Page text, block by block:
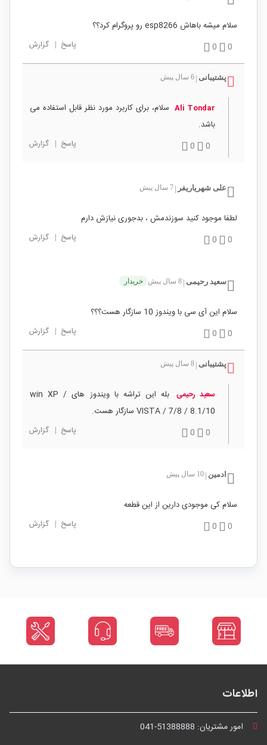
سلام میشه باهاش esp8266 رو پروگرام کرد؟؟
0
0 پاسخ | گزارش
پشتیبانی 6 سال پیش
Ali Tondar سلام، برای کاربرد مورد نظر قابل استفاده می
باشد.
0
0 پاسخ | گزارش
علی شهریاریفر 7 سال پیش
لطفا موجود کنید سوزندمش ، بدجوری نیازش دارم
0
0 پاسخ | گزارش
سعید رحیمی 8 سال پیش خریدار
سلام این آی سی با ویندوز 10 سازگار هست؟؟؟
0
0 پاسخ | گزارش
پشتیبانی 8 سال پیش
سعید رحیمی
بله این تراشه با ویندوز های win XP /
VISTA / 7/8 / 8.1/10 سازگار هست.
0
0 پاسخ | گزارش
ادمین 10 سال پیش
سلام کی موجودی دارین از این قطعه
0
0 پاسخ | گزارش
اطلاعات
امور مشتریان: 041-51388888